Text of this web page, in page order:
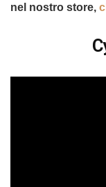
nel nostro store,